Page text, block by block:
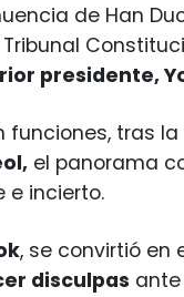
de Han
presidente,
funciones, tras la
el panorama
e incierto.
, se convirtió en
disculpas